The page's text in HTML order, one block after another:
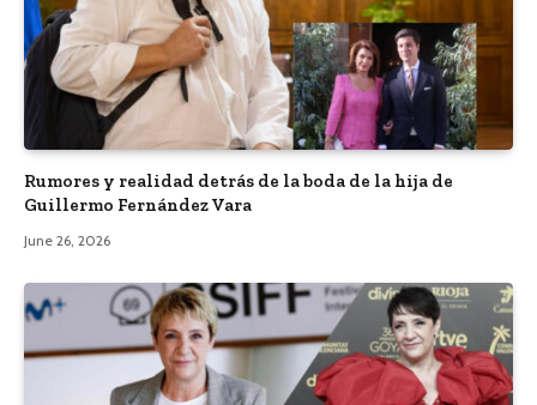
Rumores y realidad detrás de la boda de la hija de
Guillermo Fernández Vara
June 26, 2026